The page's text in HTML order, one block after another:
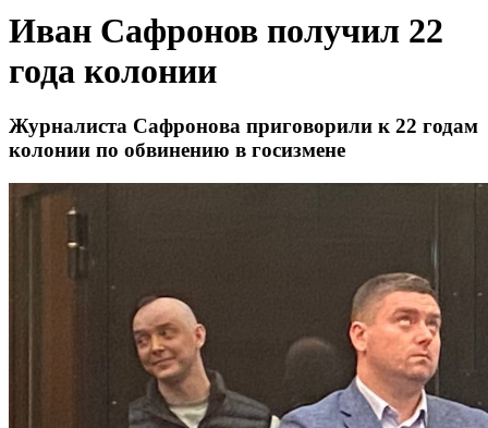
Иван Сафронов получил 22
года колонии
Журналиста Сафронова приговорили к 22 годам
колонии по обвинению в госизмене